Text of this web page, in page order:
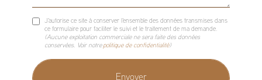
J'autorise ce site à conserver l'ensemble des données transmises dans
ce formulaire pour faciliter le suivi et le traitement de ma demande.
(Aucune exploitation commerciale ne sera faite des données
conservées. Voir notre politique de confidentialité)